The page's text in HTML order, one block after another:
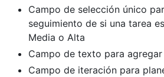
Campo de selección único
seguimiento de si una tarea
Media o Alta
Campo de texto para
Campo de iteración para